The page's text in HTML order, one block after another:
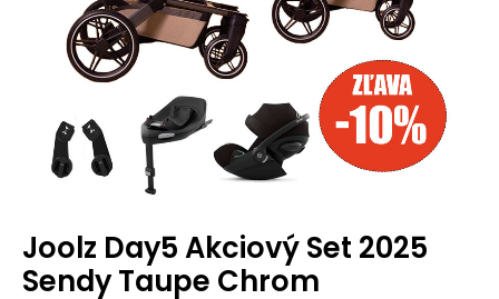
Joolz Day5 Akciový Set 2025
Sendy Taupe Chrom